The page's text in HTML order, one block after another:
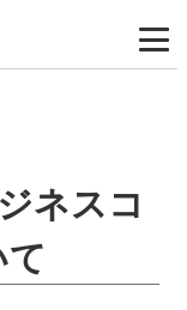
ネスコ